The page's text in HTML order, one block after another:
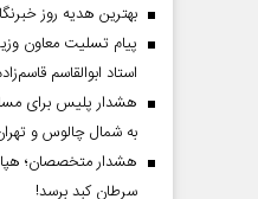
بهترین هدیه روز
پیام تسلیت معاون
استاد ابوالقاسم
هشدار پلیس برای
به شمال چالوس و
هشدار متخصصان؛
سرطان کبد برسد!